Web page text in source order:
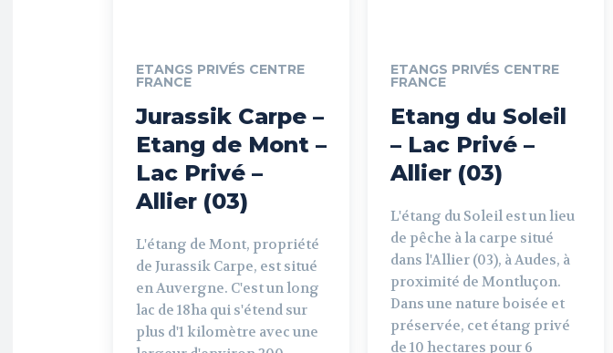
ETANGS PRIVÉS CENTRE
FRANCE
Jurassik Carpe –
Etang de Mont –
Lac Privé –
Allier (03)
L'étang de Mont, propriété
de Jurassik Carpe, est situé
en Auvergne. C'est un long
lac de 18ha qui s'étend sur
plus d'1 kilomètre avec une
ETANGS PRIVÉS CENTRE
FRANCE
Etang du Soleil
– Lac Privé –
Allier (03)
L'étang du Soleil est un lieu
de pêche à la carpe situé
dans l'Allier (03), à Audes, à
proximité de Montluçon.
Dans une nature boisée et
préservée, cet étang privé
de 10 hectares pour 6